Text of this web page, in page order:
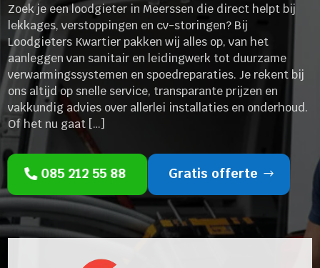
Zoek je een loodgieter in Meerssen die direct helpt bij
lekkages, verstoppingen en cv-storingen? Bij
Loodgieters Kwartier pakken wij alles op, van het
aanleggen van sanitair en leidingwerk tot duurzame
verwarmingssystemen en spoedreparaties. Je rekent bij
ons altijd op snelle service, transparante prijzen en
vakkundig advies over allerlei installaties en onderhoud.
Of het nu gaat […]
085 212 55 88 Gratis offerte